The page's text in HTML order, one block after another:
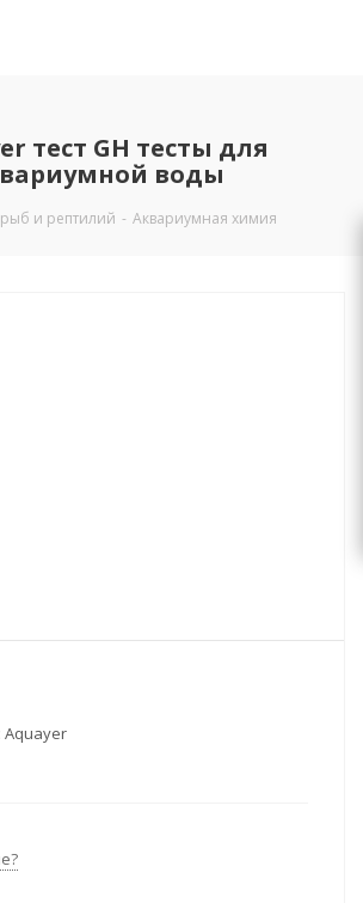
тест GH тесты для
воды
и рептилий - Аквариумная химия
Aquayer